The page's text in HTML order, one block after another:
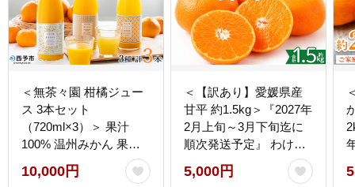
＜無茶々園 柑橘ジュー
ス 3本セット
（720ml×3）＞ 果汁
100% 温州みかん 果物
オレンジ ポンカン ジュ
ーシーフルーツ ドリン
10,000円
＜【訳あり】愛媛県産
甘平 約1.5kg＞『2027年
2月上旬～3月下旬迄に
順次発送予定』 わけあ
り 訳アリ 甘い かんぺい
みかん 蜜柑 訳あり 果物
5,000円